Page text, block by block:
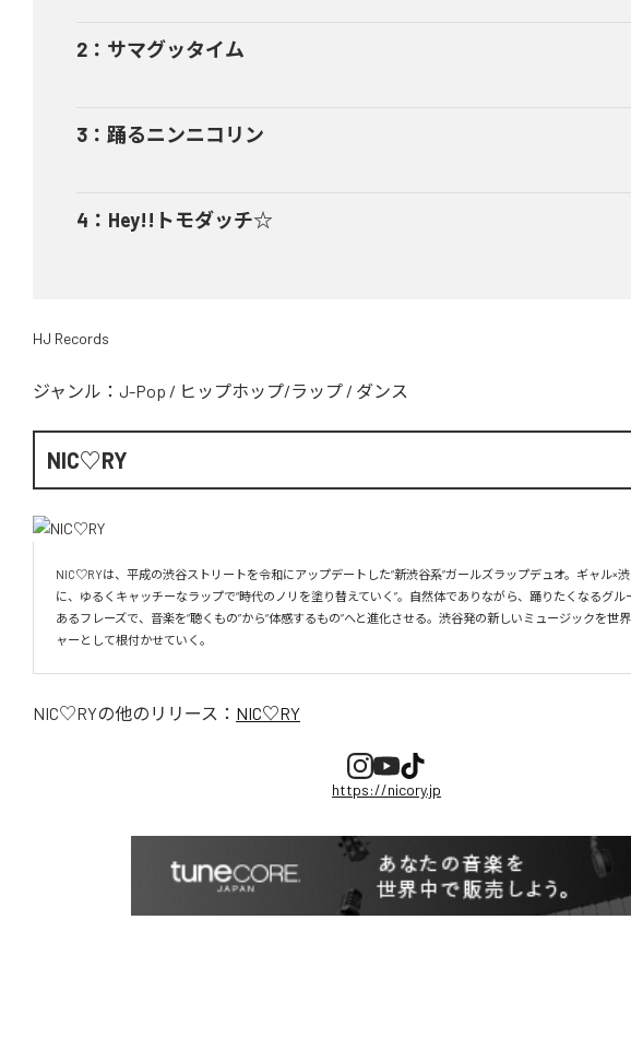
2 ： サマグッタイム
3 ： 踊るニンニコリン
4 ： Hey!!トモダッチ☆
HJ Records
ジャンル： J-Pop / ヒップホップ/ラップ / ダンス
NIC♡RY
NIC♡RYは、平成の渋谷ストリートを令和にアップデートした“新渋谷系”ガールズラップデュオ。ギャル×
に、ゆるくキャッチーなラップで“時代のノリを塗り替えていく”。自然体でありながら、踊りたくなるグル
あるフレーズで、音楽を“聴くもの”から“体感するもの”へと進化させる。渋谷発の新しいミュージックを世
ャーとして根付かせていく。
NIC♡RYの他のリリース： NIC♡RY
https://nicory.jp